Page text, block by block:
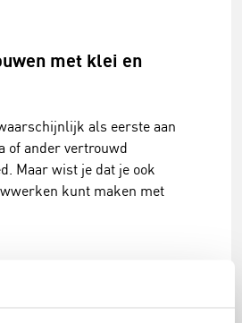
met klei en
als eerste aan
of ander vertrouwd
Maar wist je dat je ook
kunt maken met